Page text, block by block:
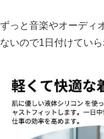
ずっと音楽やオーディ
ないので1日付けていら